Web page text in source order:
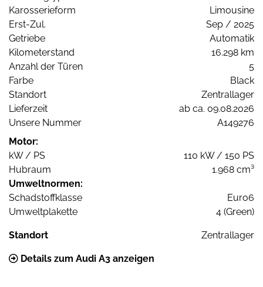
Karosserieform
Limousine
Erst-Zul.
Sep / 2025
Getriebe
Automatik
Kilometerstand
16.298 km
Anzahl der Türen
5
Farbe
Black
Standort
Zentrallager
Lieferzeit
ab ca. 09.08.2026
Unsere Nummer
A149276
Motor:
kW / PS
110 kW / 150 PS
Hubraum
1.968 cm³
Umweltnormen:
Schadstoffklasse
Euro6
Umweltplakette
4 (Green)
Standort Zentrallager
Details zum Audi A3 anzeigen